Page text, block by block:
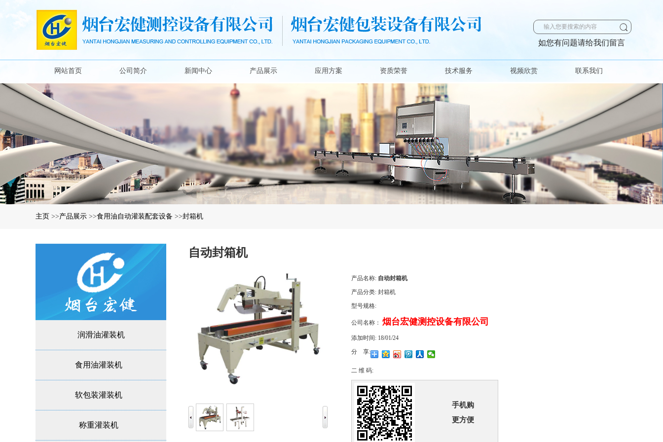
如您有问题请给我们留言
网站首页 公司简介 新闻中心 产品展示 应用方案 资质荣誉 技术服务 视频欣赏 联系我们
主页 >>产品展示 >>食用油自动灌装配套设备 >>封箱机
润滑油灌装机
食用油灌装机
软包装灌装机
称重灌装机
自动封箱机
产品名称: 自动封箱机
产品分类: 封箱机
型号规格:
公司名称： 烟台宏健测控设备有限公司
添加时间: 18/01/24
分 享:
二 维 码:
手机购
更方便